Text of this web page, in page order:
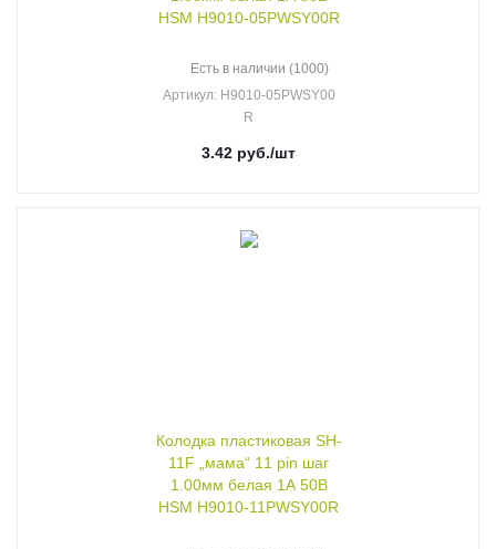
HSM H9010-05PWSY00R
Есть в наличии (1000)
Артикул: H9010-05PWSY00
R
3.42 руб./шт
Колодка пластиковая SH-
11F „мама“ 11 pin шаг
1.00мм белая 1А 50В
HSM H9010-11PWSY00R